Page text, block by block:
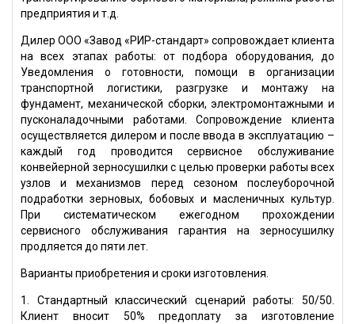
предприятия и т.д.
Дилер ООО «Завод «РИР-стандарт» сопровождает клиента
на всех этапах работы: от подбора оборудования, до
Уведомления о готовности, помощи в организации
транспортной логистики, разгрузке и монтажу на
фундамент, механической сборки, электромонтажными и
пусконаладочными работами. Сопровождение клиента
осуществляется дилером и после ввода в эксплуатацию –
каждый год проводится сервисное обслуживание
конвейерной зерносушилки с целью проверки работы всех
узлов и механизмов перед сезоном послеуборочной
подработки зерновых, бобовых и масленичных культур.
При систематическом ежегодном прохождении
сервисного обслуживания гарантия на зерносушилку
продляется до пяти лет.
Варианты приобретения и сроки изготовления.
1. Стандартный классический сценарий работы: 50/50.
Клиент вносит 50% предоплату за изготовление